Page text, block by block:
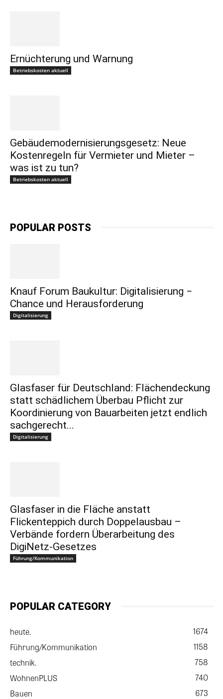
Ernüchterung und Warnung
Betriebskosten aktuell
Gebäudemodernisierungsgesetz: Neue
Kostenregeln für Vermieter und Mieter –
was ist zu tun?
Betriebskosten aktuell
POPULAR POSTS
Knauf Forum Baukultur: Digitalisierung −
Chance und Herausforderung
Digitalisierung
Glasfaser für Deutschland: Flächendeckung
statt schädlichem Überbau Pflicht zur
Koordinierung von Bauarbeiten jetzt endlich
sachgerecht...
Digitalisierung
Glasfaser in die Fläche anstatt
Flickenteppich durch Doppelausbau –
Verbände fordern Überarbeitung des
DigiNetz-Gesetzes
Führung/Kommunikation
POPULAR CATEGORY
heute.
1674
Führung/Kommunikation
1158
technik.
758
WohnenPLUS
740
Bauen
673